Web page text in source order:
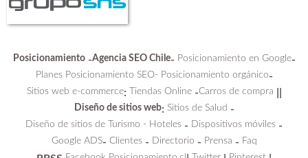
Posicionamiento-Agencia SEO Chile- Posicionamiento en Google-
Planes Posicionamiento SEO- Posicionamiento orgánico-
Sitios web e-commerce: Tiendas Online-Carros de compra
Diseño de sitios web: Sitios de Salud -
Diseño de sitios de Turismo - Hoteles - Dispositivos móviles -
Google ADS- Clientes- Directorio - Prensa - Faq